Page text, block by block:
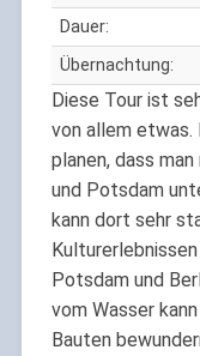
Dauer:
Übernachtung:
Diese Tour ist
von allem
planen, dass
und Potsdam
kann dort sehr
Potsdam und
vom Wasser
Bauten